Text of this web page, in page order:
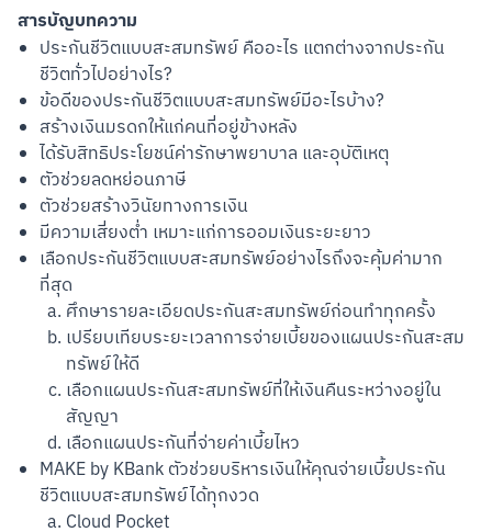
สารบัญบทความ
ประกันชีวิตแบบสะสมทรัพย์ คืออะไร แตกต่างจากประกัน
ชีวิตทั่วไปอย่างไร?
ข้อดีของประกันชีวิตแบบสะสมทรัพย์มีอะไรบ้าง?
สร้างเงินมรดกให้แก่คนที่อยู่ข้างหลัง
ได้รับสิทธิประโยชน์ค่ารักษาพยาบาล และอุบัติเหตุ
ตัวช่วยลดหย่อนภาษี
ตัวช่วยสร้างวินัยทางการเงิน
มีความเสี่ยงต่ำ เหมาะแก่การออมเงินระยะยาว
เลือกประกันชีวิตแบบสะสมทรัพย์อย่างไรถึงจะคุ้มค่ามาก
ที่สุด
ศึกษารายละเอียดประกันสะสมทรัพย์ก่อนทำทุกครั้ง
เปรียบเทียบระยะเวลาการจ่ายเบี้ยของแผนประกันสะสม
ทรัพย์ให้ดี
เลือกแผนประกันสะสมทรัพย์ที่ให้เงินคืนระหว่างอยู่ใน
สัญญา
เลือกแผนประกันที่จ่ายค่าเบี้ยไหว
MAKE by KBank ตัวช่วยบริหารเงินให้คุณจ่ายเบี้ยประกัน
ชีวิตแบบสะสมทรัพย์ได้ทุกงวด
Cloud Pocket